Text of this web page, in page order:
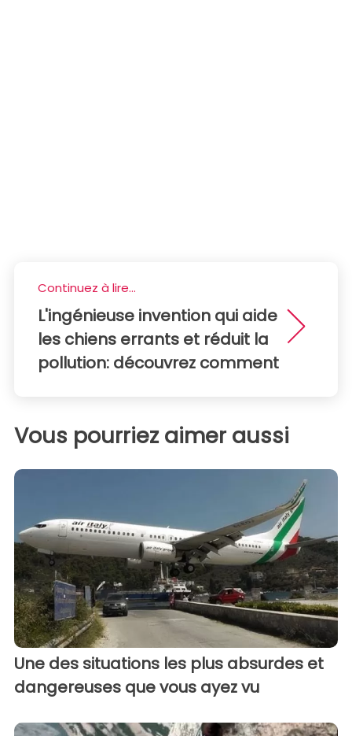
Continuez à lire...
L'ingénieuse invention qui aide
les chiens errants et réduit la
pollution: découvrez comment
Vous pourriez aimer aussi
Une des situations les plus absurdes et
dangereuses que vous ayez vu